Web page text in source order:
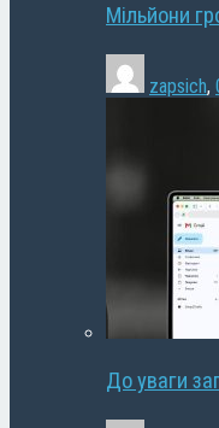
Мільйони
zapsich,
До уваги